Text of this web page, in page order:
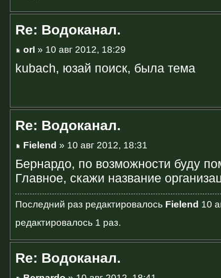
Re: Водоканал.
orI » 10 авг 2012, 18:29
kubach, юзай поиск, была тема
Re: Водоканал.
Fielend » 10 авг 2012, 18:31
Бернардо, по возможности буду
Главное, скажи название
Последний раз редактировалось Fielend 10
редактировалось 1 раз.
Re: Водоканал.